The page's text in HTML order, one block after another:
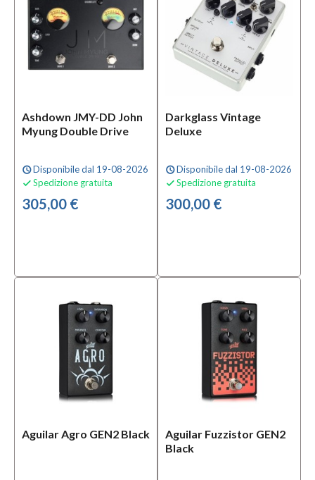
Ashdown JMY-DD John
Myung Double Drive
scheduleDisponibile dal 19-08-2026
 Spedizione gratuita
305,00 €
Darkglass Vintage
Deluxe
scheduleDisponibile dal 19-08-2026
 Spedizione gratuita
300,00 €
Aguilar Agro GEN2 Black
Aguilar Fuzzistor GEN2
Black